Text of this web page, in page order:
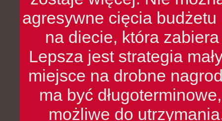
agresywne cięcia
na diecie, która
Lepsza jest strategia
miejsce na drobne
ma być
możliwe do